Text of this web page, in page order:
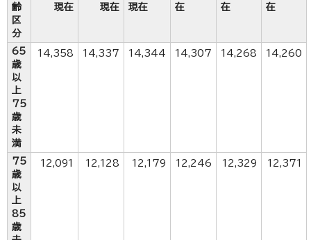
齢
区
分
現在
現在
現在
在
在
在
65
歳
以
上
75
歳
未
満
14,358 14,337 14,344 14,307 14,268 14,260
75
歳
以
上
85
歳
12,091 12,128 12,179 12,246 12,329 12,371